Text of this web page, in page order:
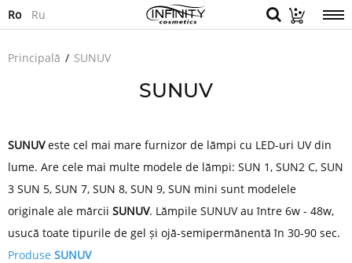
Ro Ru
Principală SUNUV
SUNUV
SUNUVeste cel mai mare furnizor de lămpi cu LED-uri UV din
lume. Are cele mai multe modele de lămpi: SUN 1, SUN2 C, SUN
3 SUN 5, SUN 7, SUN 8, SUN 9, SUN mini sunt modelele
originale ale mărcii SUNUV. Lămpile SUNUV au între 6w - 48w,
usucă toate tipurile de gel și ojă-semipermănentă în 30-90 sec.
Produse SUNUV